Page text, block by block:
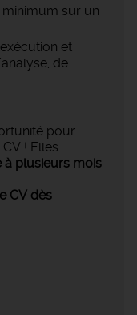
minimum sur un
et
de
pour
! Elles
à plusieurs mois.
CV dès